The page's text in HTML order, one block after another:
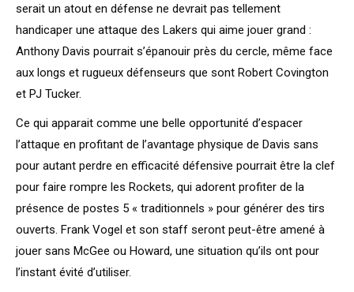
serait un atout en défense ne devrait pas tellement
handicaper une attaque des Lakers qui aime jouer grand :
Anthony Davis pourrait s’épanouir près du cercle, même face
aux longs et rugueux défenseurs que sont Robert Covington
et PJ Tucker.
Ce qui apparait comme une belle opportunité d’espacer
l’attaque en profitant de l’avantage physique de Davis sans
pour autant perdre en efficacité défensive pourrait être la clef
pour faire rompre les Rockets, qui adorent profiter de la
présence de postes 5 « traditionnels » pour générer des tirs
ouverts. Frank Vogel et son staff seront peut-être amené à
jouer sans McGee ou Howard, une situation qu’ils ont pour
l’instant évité d’utiliser.